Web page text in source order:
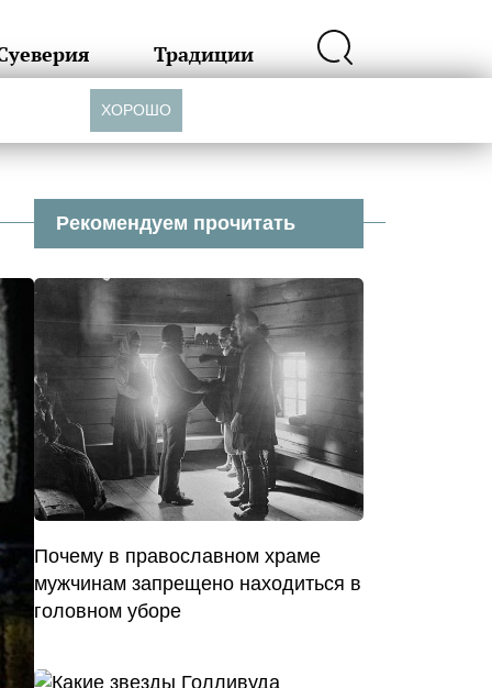
Традиции
Рекомендуем прочитать
Почему в православном храме
мужчинам запрещено находиться в
головном уборе
ХОРОШО